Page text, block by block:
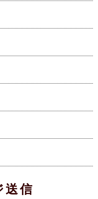
送信